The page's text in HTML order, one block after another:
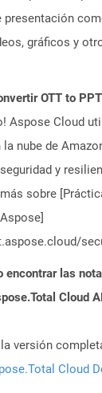
presentación
gráficos y
OTT to
Aspose Cloud
nube de
y
sobre
encontrar las
Cloud
versión
Cloud